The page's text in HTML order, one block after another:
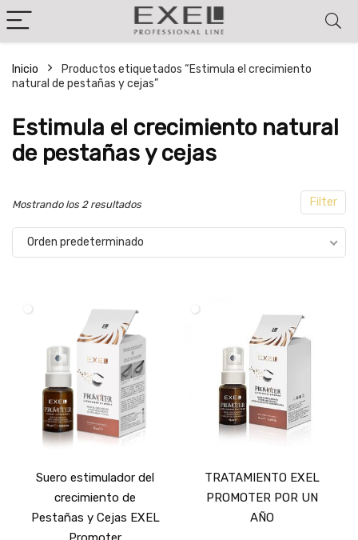
Inicio
Productos etiquetados “Estimula el crecimiento
natural de pestañas y cejas”
Estimula el crecimiento natural
de pestañas y cejas
Filter
Mostrando los 2 resultados
Orden predeterminado
Suero estimulador del
crecimiento de
Pestañas y Cejas EXEL
TRATAMIENTO EXEL
PROMOTER POR UN
AÑO